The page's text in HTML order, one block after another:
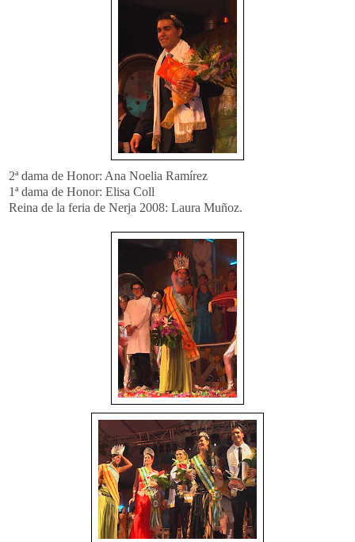
2ª dama de Honor: Ana Noelia Ramírez
1ª dama de Honor: Elisa Coll
Reina de la feria de Nerja 2008: Laura Muñoz.